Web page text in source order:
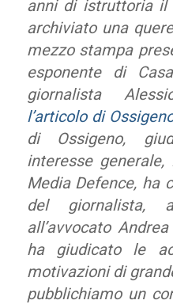
anni di istruttoria il
archiviato una
mezzo stampa
esponente di
giornalista
l’articolo di
di Ossigeno,
interesse
Media Defence, ha
del giornalista,
all’avvocato
ha giudicato le
motivazioni di
pubblichiamo un